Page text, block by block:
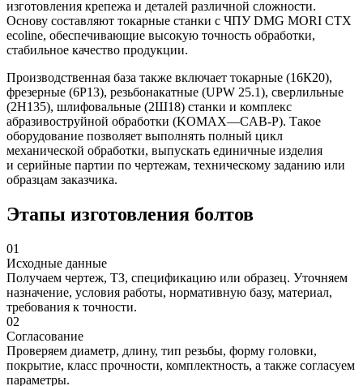
изготовления крепежа и деталей различной сложности.
Основу составляют токарные станки с ЧПУ DMG MORI CTX
ecoline, обеспечивающие высокую точность обработки,
стабильное качество продукции.
Производственная база также включает токарные (16К20),
фрезерные (6Р13), резьбонакатные (UPW 25.1), сверлильные
(2Н135), шлифовальные (2Ш18) станки и комплекс
абразивоструйной обработки (KOMAX—CAB-Р). Такое
оборудование позволяет выполнять полный цикл
механической обработки, выпускать единичные изделия
и серийные партии по чертежам, техническому заданию или
образцам заказчика.
Этапы изготовления болтов
01
Исходные данные
Получаем чертеж, ТЗ, спецификацию или образец. Уточняем
назначение, условия работы, нормативную базу, материал,
требования к точности.
02
Согласование
Проверяем диаметр, длину, тип резьбы, форму головки,
покрытие, класс прочности, комплектность, а также согласуем
параметры.